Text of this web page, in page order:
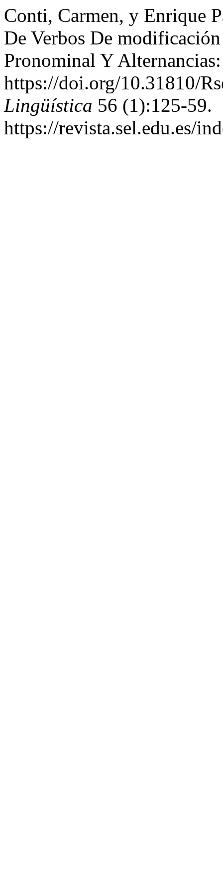
Conti, Carmen, y Enrique
De Verbos De
Pronominal Y
https://doi.org/10.31810/
Lingüística 56 (1):125-59.
https://revista.sel.edu.es/